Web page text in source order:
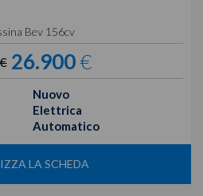
Bev 156cv
26.900€
Nuovo
Elettrica
Automatico
LA SCHEDA